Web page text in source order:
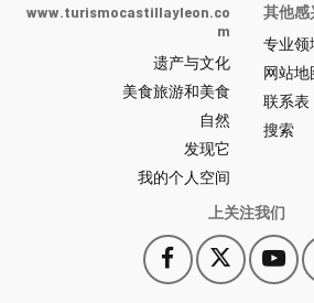
y
León
网
站
门
户
-
www.turismocastillayleon.co
m
遗产与文化
美食旅游和美食
自然
发现它
我的个人空间
其他感
专业领
网站地
联系表
搜索
上关注我们
Facebook
此
链
此
链
此
链